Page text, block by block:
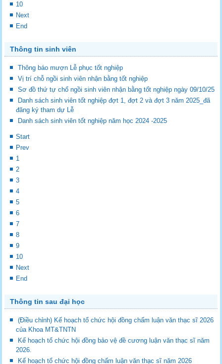
10
Next
End
Thông tin sinh viên
Thông báo mượn Lễ phục tốt nghiệp
Vị trí chỗ ngồi sinh viên nhận bằng tốt nghiệp
Sơ đồ thứ tự chổ ngồi sinh viên nhận bằng tốt nghiệp ngày 09/10/25
Danh sách sinh viên tốt nghiệp đợt 1, đợt 2 và đợt 3 năm 2025_đã
đăng ký tham dự Lễ
Danh sách sinh viên tốt nghiệp năm học 2024 -2025
Start
Prev
1
2
3
4
5
6
7
8
9
10
Next
End
Thông tin sau đại học
(Điều chỉnh) Kế hoạch tổ chức hội đồng chấm luận văn thạc sĩ 2026
của Khoa MT&TNTN
Kế hoạch tổ chức hội đồng bảo vệ đề cương luận văn thạc sĩ năm
2026.
Kế hoạch tổ chức hội đồng chấm luận văn thạc sĩ năm 2026